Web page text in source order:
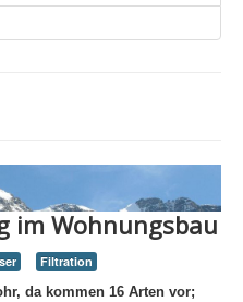
im Wohnungsbau
Filtration
da kommen 16 Arten vor;